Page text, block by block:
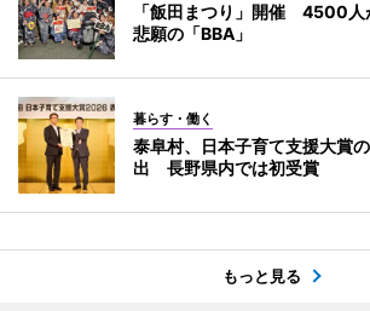
「飯田まつり」開催 4500人
悲願の「BBA」
暮らす・働く
泰阜村、日本子育て支援大賞
出 長野県内では初受賞
もっと見る